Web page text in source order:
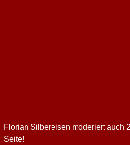
Florian Silbereisen moderiert auch
Seite!